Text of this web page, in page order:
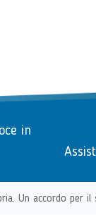
in
Un accordo per